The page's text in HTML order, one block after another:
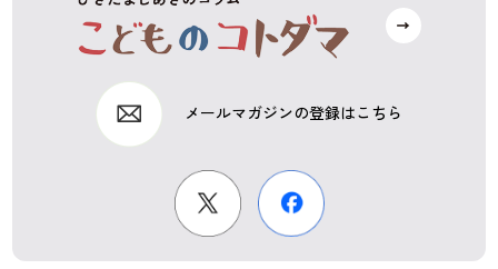
メールマガジンの登録はこちら